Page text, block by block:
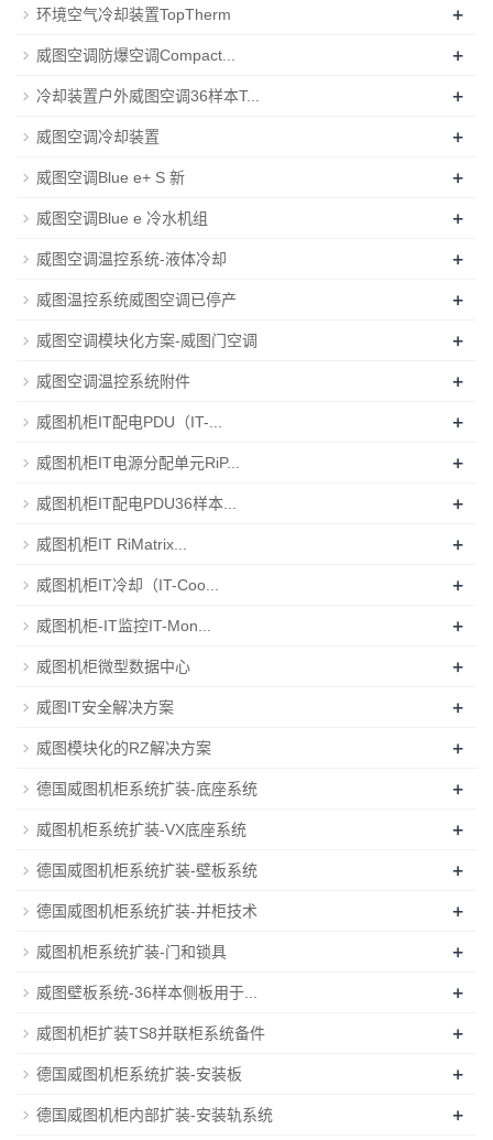
环境空气冷却装置TopTherm +
威图空调防爆空调Compact... +
冷却装置户外威图空调36样本T... +
威图空调冷却装置 +
威图空调Blue e+ S 新 +
威图空调Blue e 冷水机组 +
威图空调温控系统-液体冷却 +
威图温控系统威图空调已停产 +
威图空调模块化方案-威图门空调 +
威图空调温控系统附件 +
威图机柜IT配电PDU（IT-... +
威图机柜IT电源分配单元RiP... +
威图机柜IT配电PDU36样本... +
威图机柜IT RiMatrix... +
威图机柜IT冷却（IT-Coo... +
威图机柜-IT监控IT-Mon... +
威图机柜微型数据中心 +
威图IT安全解决方案 +
威图模块化的RZ解决方案 +
德国威图机柜系统扩装-底座系统 +
威图机柜系统扩装-VX底座系统 +
德国威图机柜系统扩装-壁板系统 +
德国威图机柜系统扩装-并柜技术 +
威图机柜系统扩装-门和锁具 +
威图壁板系统-36样本侧板用于... +
威图机柜扩装TS8并联柜系统备件 +
德国威图机柜系统扩装-安装板 +
德国威图机柜内部扩装-安装轨系统 +